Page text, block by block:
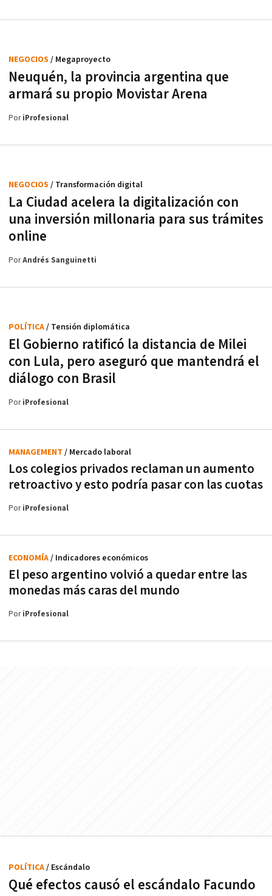
Neuquén, la provincia argentina que
armará su propio Movistar Arena
NEGOCIOS / Megaproyecto
PoriProfesional
La Ciudad acelera la digitalización con
una inversión millonaria para sus trámites
online
NEGOCIOS / Transformación digital
PorAndrés Sanguinetti
El Gobierno ratificó la distancia de Milei
con Lula, pero aseguró que mantendrá el
diálogo con Brasil
POLÍTICA/ Tensión diplomática
PoriProfesional
Los colegios privados reclaman un aumento
retroactivo y esto podría pasar con las cuotas
MANAGEMENT / Mercado laboral
PoriProfesional
El peso argentino volvió a quedar entre las
monedas más caras del mundo
ECONOMÍA/ Indicadores económicos
PoriProfesional
Qué efectos causó el escándalo Facundo
POLÍTICA/ Escándalo